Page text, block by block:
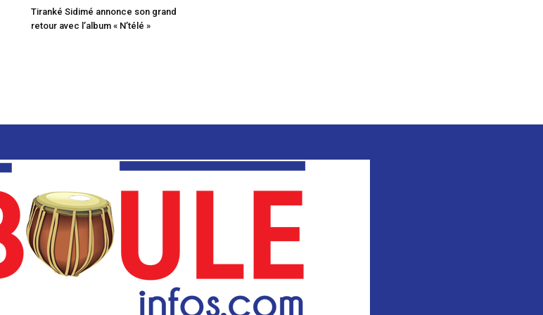
Tiranké Sidimé annonce son grand
retour avec l’album « N’télé »